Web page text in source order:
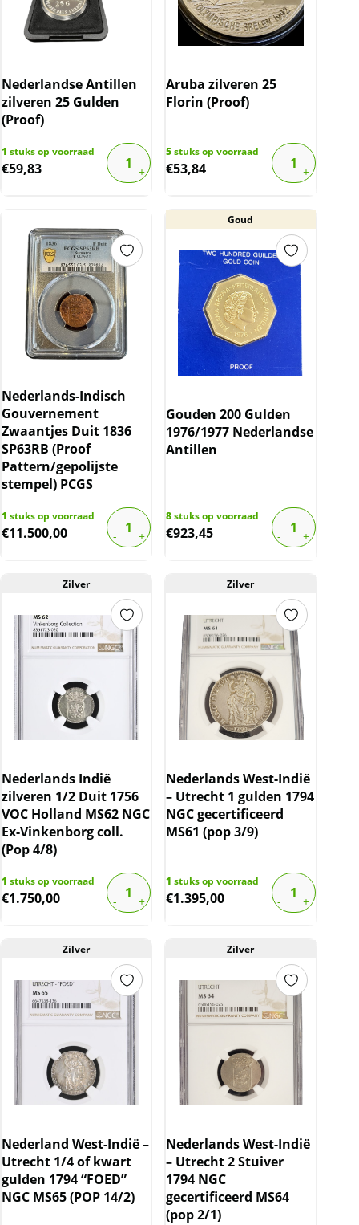
Nederlandse Antillen
zilveren 25 Gulden
(Proof)
1 stuks op voorraad
€59,83
Aruba zilveren 25
Florin (Proof)
5stuks op voorraad
€53,84
Nederlands-Indisch
Gouvernement
Zwaantjes Duit 1836
SP63RB (Proof
Pattern/gepolijste
stempel) PCGS
1 stuks op voorraad
€11.500,00
Goud
Gouden 200 Gulden
1976/1977 Nederlandse
Antillen
8stuks op voorraad
€923,45
Zilver
Nederlands Indië
zilveren 1/2 Duit 1756
VOC Holland MS62 NGC
Ex-Vinkenborg coll.
(Pop 4/8)
1 stuks op voorraad
€1.750,00
Zilver
Nederlands West-Indië
– Utrecht 1 gulden 1794
NGC gecertificeerd
MS61 (pop 3/9)
1 stuks op voorraad
€1.395,00
Zilver
Nederland West-Indië –
Utrecht 1/4 of kwart
gulden 1794 “FOED”
NGC MS65 (POP 14/2)
Zilver
Nederlands West-Indië
– Utrecht 2 Stuiver
1794 NGC
gecertificeerd MS64
(pop 2/1)